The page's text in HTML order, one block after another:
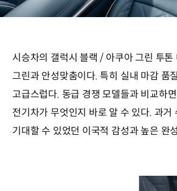
시승차의 갤럭시 블랙 / 아쿠아 그린 투톤
그린과 안성맞춤이다. 특히 실내 마감 품
고급스럽다. 동급 경쟁 모델들과 비교하
전기차가 무엇인지 바로 알 수 있다. 과거
기대할 수 있었던 이국적 감성과 높은 완